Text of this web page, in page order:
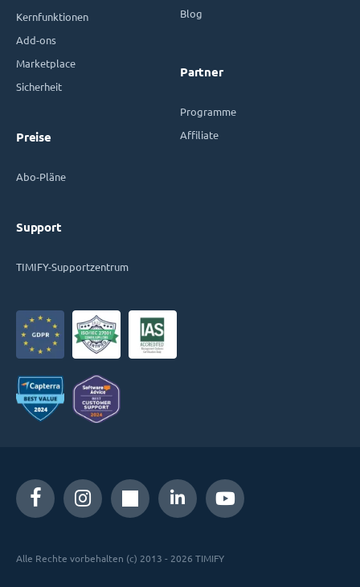
Kernfunktionen
Add-ons
Marketplace
Sicherheit
Preise
Abo-Pläne
Support
TIMIFY-Supportzentrum
Blog
Partner
Programme
Affiliate
Alle Rechte vorbehalten (c) 2013 - 2026 TIMIFY